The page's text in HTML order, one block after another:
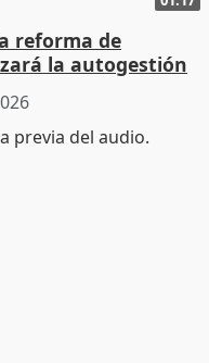
reforma de
la autogestión